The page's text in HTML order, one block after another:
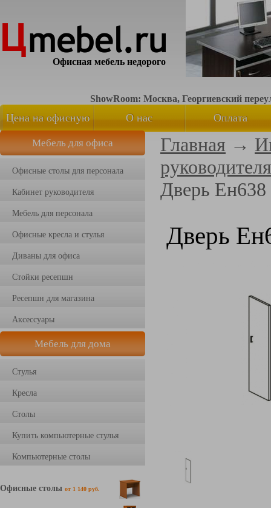
Офисная мебель недорого
ShowRoom: Москва, Георгиевский
Цена на офисную
мебель
О нас Оплата
Мебель для офиса
Офисные столы для персонала
Кабинет руководителя
Мебель для персонала
Офисные кресла и стулья
Диваны для офиса
Стойки ресепшн
Ресепшн для магазина
Аксессуары
Мебель для дома
Стулья
Кресла
Столы
Купить компьютерные стулья
Компьютерные столы
Офисные столы от 1 140 руб.
Главная →
Дверь Ен638
Дверь